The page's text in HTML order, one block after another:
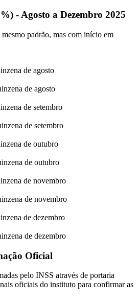
- Agosto a Dezembro 2025
padrão, mas com início em
de agosto
de agosto
de setembro
de setembro
de outubro
de outubro
de novembro
de novembro
de dezembro
de dezembro
Oficial
pelo INSS através de portaria
oficiais do instituto para confirmar as